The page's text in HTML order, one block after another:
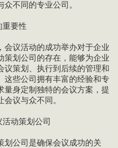
不同的专业公司。
要性
议活动的成功举办对于企业
策划公司的存在，能够为企业
议策划、执行到后续的管理和
这些公司拥有丰富的经验和专
量身定制独特的会议方案，提
议与众不同。
动策划公司
公司是确保会议成功的关